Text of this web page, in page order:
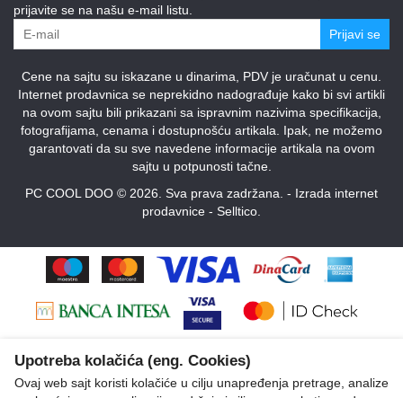
prijavite se na našu e-mail listu.
Prijavi se
Cene na sajtu su iskazane u dinarima, PDV je uračunat u cenu.
Internet prodavnica se neprekidno nadograđuje kako bi svi artikli
na ovom sajtu bili prikazani sa ispravnim nazivima specifikacija,
fotografijama, cenama i dostupnošću artikala. Ipak, ne možemo
garantovati da su sve navedene informacije artikala na ovom
sajtu u potpunosti tačne.
PC COOL DOO © 2026. Sva prava zadržana. - Izrada internet
prodavnice - Selltico.
Upotreba kolačića (eng. Cookies)
Ovaj web sajt koristi kolačiće u cilju unapređenja pretrage, analize